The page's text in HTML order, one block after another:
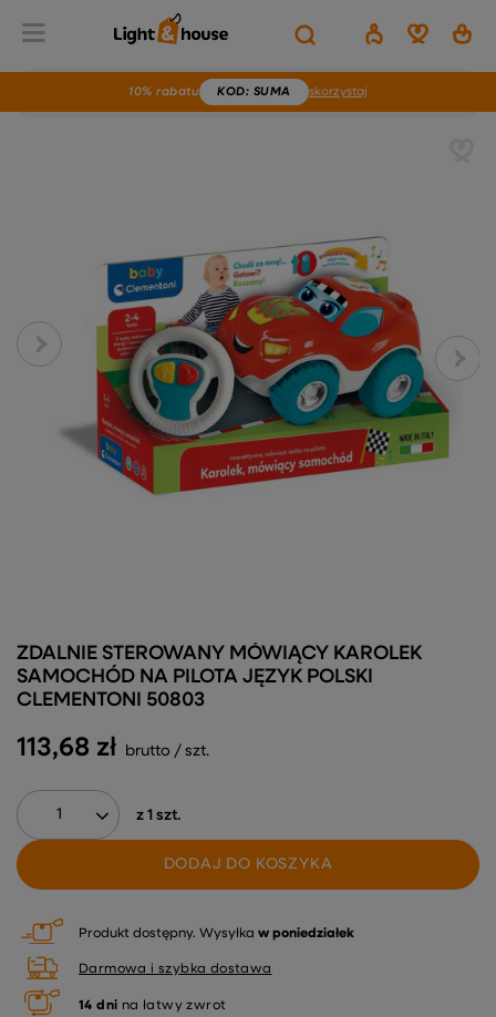
10% rabatu KOD: SUMA skorzystaj
113,68 zł brutto / szt.
z 1 szt.
DODAJ DO KOSZYKA
ZDALNIE STEROWANY MÓWIĄCY KAROLEK
SAMOCHÓD NA PILOTA JĘZYK POLSKI
CLEMENTONI 50803
Produkt dostępny Wysyłka w poniedziałek
Darmowa i szybka dostawa
14 dni na łatwy zwrot